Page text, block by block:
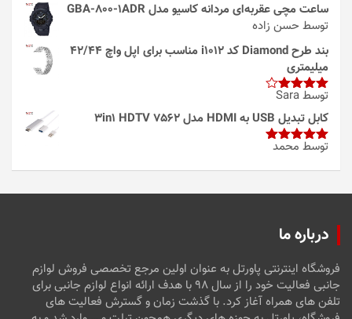
ساعت مچی عقربه‌ای مردانه کاسیو مدل GBA-800-1ADR
توسط حسن زاده
بند طرح Diamond کد i1012 مناسب برای اپل واچ 42/44
میلیمتری
امتیاز4
از 5
توسط Sara
کابل تبدیل USB به HDMI مدل 3in1 HDTV 7562
امتیاز5از
توسط محمد
درباره ما
فروشگاه اینترنتی پاورتل به عنوان اولین مرجع تخصصی فروش لوازم
جانبی فعالیت خود را از سال ۹۸ با هدف ارائه انواع لوازم جانبی برای
تلفن های همراه آغاز کرد. با گذشت زمان و گسترش فعالیت های